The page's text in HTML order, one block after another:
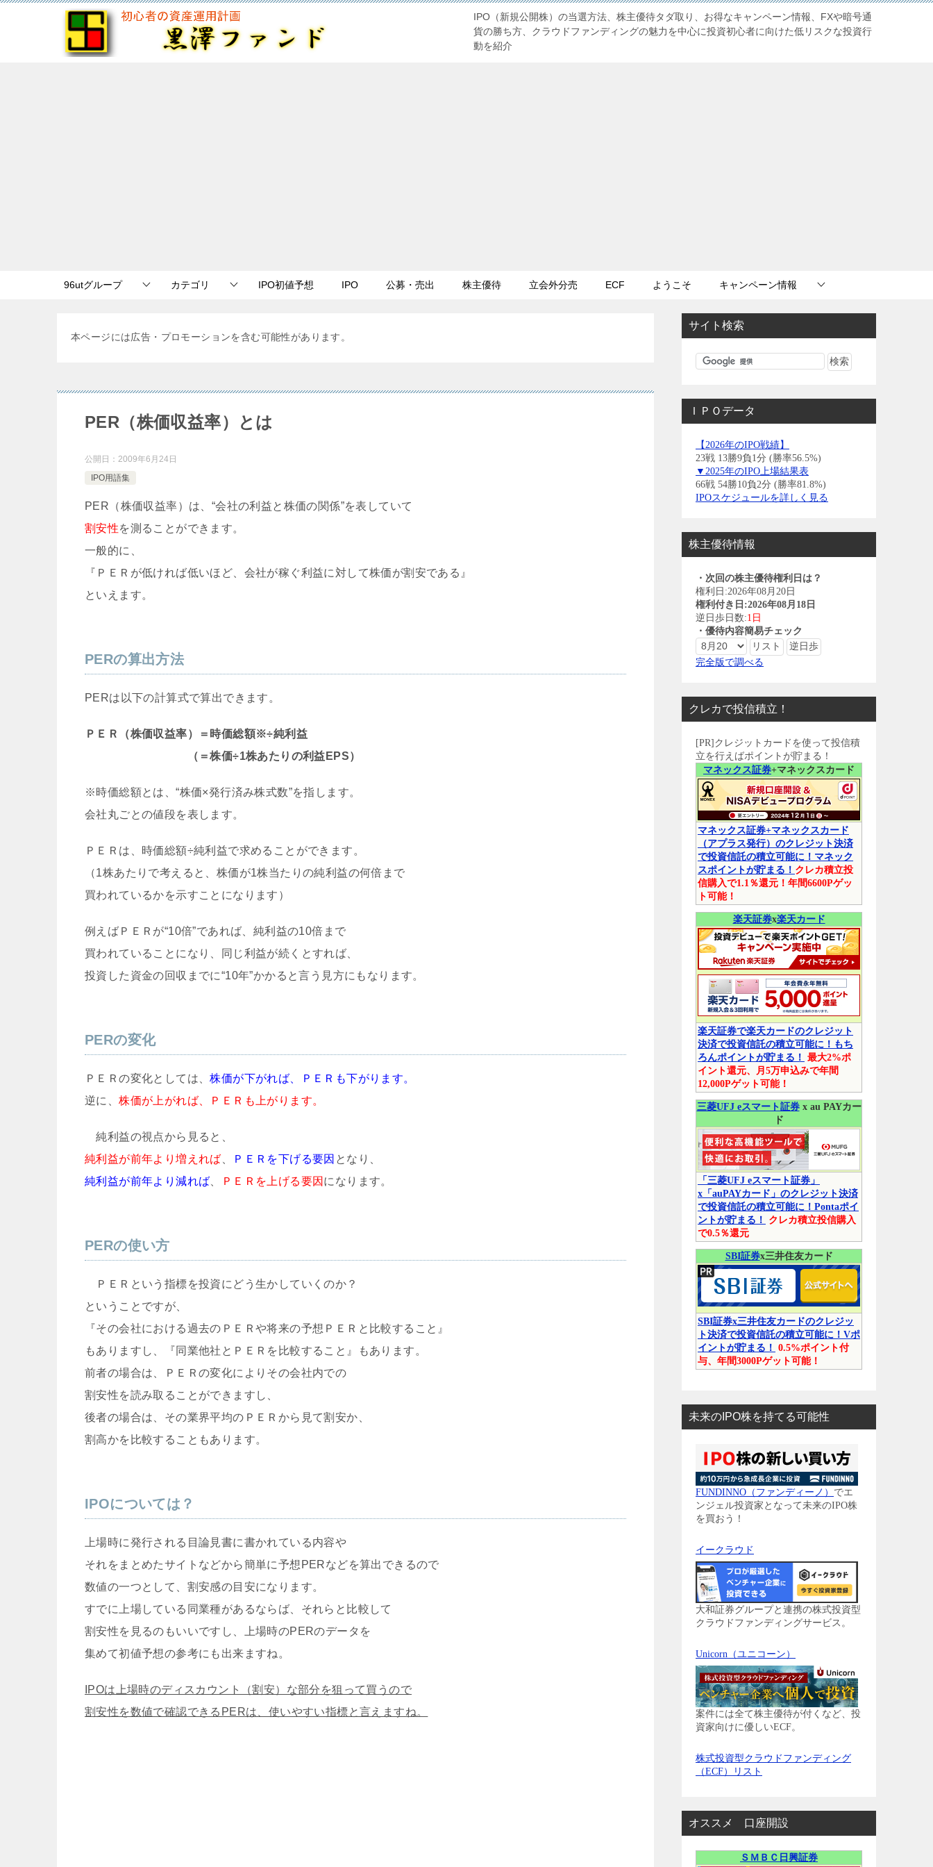
IPO（新規公開株）の当選方法、株主優待タダ取り、お得なキャンペーン情報、FXや暗号通
貨の勝ち方、クラウドファンディングの魅力を中心に投資初心者に向けた低リスクな投資行
動を紹介
96utグループ カテゴリ IPO初値予想 IPO 公募・売出 株主優待 立会外分売 ECF ようこそ キャンペーン情報
本ページには広告・プロモーションを含む可能性があります。
PER（株価収益率）とは
公開日： 2009年6月24日
IPO用語集
PER（株価収益率）は、“会社の利益と株価の関係”を表していて
割安性を測ることができます。
一般的に、
『ＰＥＲが低ければ低いほど、会社が稼ぐ利益に対して株価が割安である』
といえます。
PERの算出方法
PERは以下の計算式で算出できます。
ＰＥＲ（株価収益率）＝時価総額※÷純利益
（＝株価÷1株あたりの利益EPS）
※時価総額とは、“株価×発行済み株式数”を指します。
会社丸ごとの値段を表します。
ＰＥＲは、時価総額÷純利益で求めることができます。
（1株あたりで考えると、株価が1株当たりの純利益の何倍まで
買われているかを示すことになります）
例えばＰＥＲが“10倍”であれば、純利益の10倍まで
買われていることになり、同じ利益が続くとすれば、
投資した資金の回収までに“10年”かかると言う見方にもなります。
PERの変化
ＰＥＲの変化としては、株価が下がれば、ＰＥＲも下がります。
逆に、株価が上がれば、ＰＥＲも上がります。
純利益の視点から見ると、
純利益が前年より増えれば
ＰＥＲを下げる要因 となり、
純利益が前年より減れば
ＰＥＲを上げる要因 になります。
PERの使い方
ＰＥＲという指標を投資にどう生かしていくのか？
ということですが、
『その会社における過去のＰＥＲや将来の予想ＰＥＲと比較すること』
もありますし、『同業他社とＰＥＲを比較すること』もあります。
前者の場合は、ＰＥＲの変化によりその会社内での
割安性を読み取ることができますし、
後者の場合は、その業界平均のＰＥＲから見て割安か、
割高かを比較することもあります。
IPOについては？
上場時に発行される目論見書に書かれている内容や
それをまとめたサイトなどから簡単に予想PERなどを算出できるので
数値の一つとして、割安感の目安になります。
すでに上場している同業種があるならば、それらと比較して
割安性を見るのもいいですし、上場時のPERのデータを
集めて初値予想の参考にも出来ますね。
IPOは上場時のディスカウント（割安）な部分を狙って買うので
割安性を数値で確認できるPERは、使いやすい指標と言えますね。
サイト検索
ＩＰＯデータ
【2026年のIPO戦績】
23戦 13勝9負1分 (勝率56.5%)
▼2025年のIPO上場結果表
66戦 54勝10負2分 (勝率81.8%)
IPOスケジュールを詳しく見る
株主優待情報
・次回の株主優待権利日は？
権利日:2026年08月20日
権利付き日:2026年08月18日
逆日歩日数:1日
・優待内容簡易チェック
完全版で調べる
クレカで投信積立！
[PR]クレジットカードを使って投信積
立を行えばポイントが貯まる！
マネックス証券+マネックスカード
マネックス証券+マネックスカード
（アプラス発行）のクレジット決済
で投資信託の積立可能に！マネック
スポイントが貯まる！ クレカ積立投
信購入で1.1％還元！年間6600Pゲッ
ト可能！
楽天証券x楽天カード
楽天証券で楽天カードのクレジット
決済で投資信託の積立可能に！もち
ろんポイントが貯まる！ 最大2%ポ
イント還元、月5万申込みで年間
12,000Pゲット可能！
三菱UFJ eスマート証券x au PAYカー
ド
「三菱UFJ eスマート証券」
x「auPAYカード」のクレジット決済
で投資信託の積立可能に！Pontaポイ
ントが貯まる！
クレカ積立投信購入
で0.5％還元
SBI証券x三井住友カード
SBI証券x三井住友カードのクレジッ
ト決済で投資信託の積立可能に！Vポ
イントが貯まる！ 0.5%ポイント付
与、年間3000Pゲット可能！
未来のIPO株を持てる可能性
FUNDINNO（ファンディーノ） でエ
ンジェル投資家となって未来のIPO株
を買おう！
イークラウド
大和証券グループと連携の株式投資型
クラウドファンディングサービス。
Unicorn（ユニコーン）
案件には全て株主優待が付くなど、投
資家向けに優しいECF。
株式投資型クラウドファンディング
（ECF）リスト
オススメ 口座開設
ＳＭＢＣ日興証券